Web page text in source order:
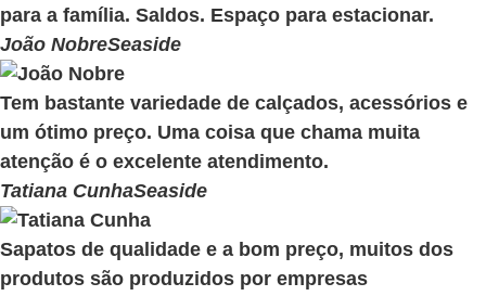
para a família. Saldos. Espaço para estacionar.
João NobreSeaside
Tem bastante variedade de calçados, acessórios e
um ótimo preço. Uma coisa que chama muita
atenção é o excelente atendimento.
Tatiana CunhaSeaside
Sapatos de qualidade e a bom preço, muitos dos
produtos são produzidos por empresas